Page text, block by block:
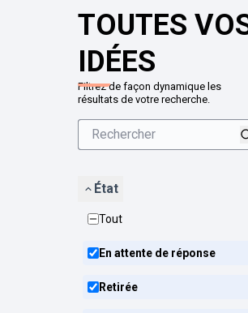
TOUTES
IDÉES
Filtrez de façon dynamique les
résultats de votre recherche.
État
Tout
En attente de réponse
Retirée